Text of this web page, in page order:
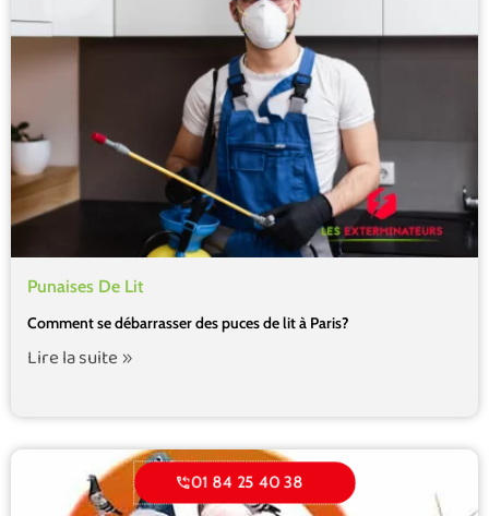
Punaises De Lit
Comment se débarrasser des puces de lit à Paris?
Lire la suite
01 84 25 40 38